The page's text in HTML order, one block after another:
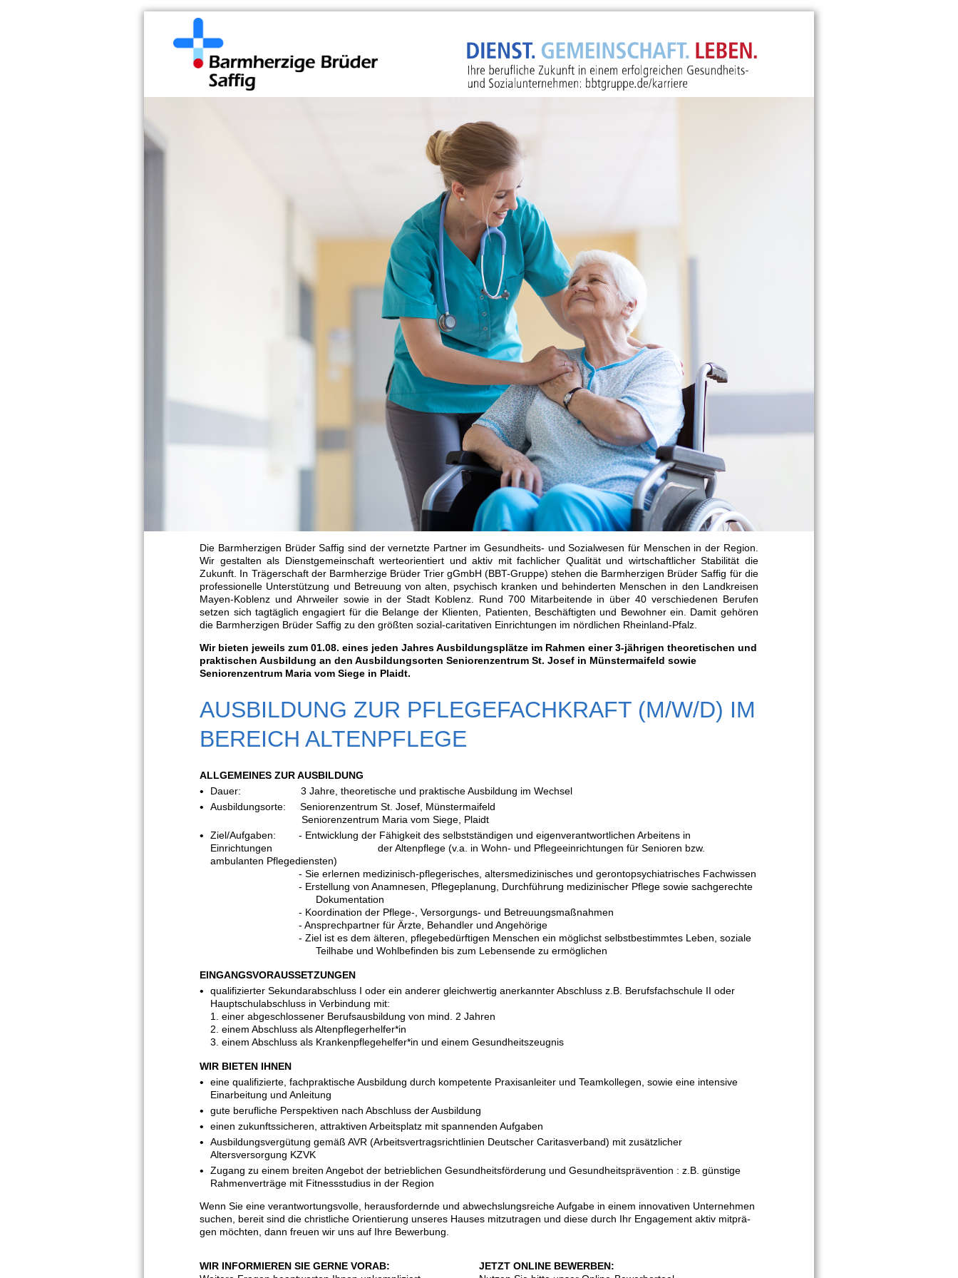
Die Barmherzigen Brüder Saffig sind der vernetzte Partner im Gesundheits- und Sozialwesen für Menschen in der Region.
Wir gestalten als Dienstgemeinschaft werteorientiert und aktiv mit fachlicher Qualität und wirtschaftlicher Stabilität die
Zukunft. In Trägerschaft der Barmherzige Brüder Trier gGmbH (BBT-Gruppe) stehen die Barmherzigen Brüder Saffig für die
professionelle Unterstützung und Betreuung von alten, psychisch kranken und behinderten Menschen in den Landkreisen
Mayen-Koblenz und Ahrweiler sowie in der Stadt Koblenz. Rund 700 Mitarbeitende in über 40 verschiedenen Berufen
setzen sich tagtäglich engagiert für die Belange der Klienten, Patienten, Beschäftigten und Bewohner ein. Damit gehören
die Barmherzigen Brüder Saffig zu den größten sozial-caritativen Einrichtungen im nördlichen Rheinland-Pfalz.
Wir bieten jeweils zum 01.08. eines jeden Jahres Ausbildungsplätze im Rahmen einer 3-jährigen theoretischen und
praktischen Ausbildung an den Ausbildungsorten Seniorenzentrum St. Josef in Münstermaifeld sowie
Seniorenzentrum Maria vom Siege in Plaidt.
AUSBILDUNG ZUR PFLEGEFACHKRAFT (M/W/D) IM
BEREICH ALTENPFLEGE
ALLGEMEINES ZUR AUSBILDUNG
Dauer: 3 Jahre, theoretische und praktische Ausbildung im Wechsel
Ausbildungsorte: Seniorenzentrum St. Josef, Münstermaifeld
Seniorenzentrum Maria vom Siege, Plaidt
Ziel/Aufgaben: - Entwicklung der Fähigkeit des selbstständigen und eigenverantwortlichen Arbeitens in
Einrichtungen der Altenpflege (v.a. in Wohn- und Pflegeeinrichtungen für Senioren bzw.
ambulanten Pflegediensten)
- Sie erlernen medizinisch-pflegerisches, altersmedizinisches und gerontopsychiatrisches Fachwissen
- Erstellung von Anamnesen, Pflegeplanung, Durchführung medizinischer Pflege sowie sachgerechte
Dokumentation
- Koordination der Pflege-, Versorgungs- und Betreuungsmaßnahmen
- Ansprechpartner für Ärzte, Behandler und Angehörige
- Ziel ist es dem älteren, pflegebedürftigen Menschen ein möglichst selbstbestimmtes Leben, soziale
Teilhabe und Wohlbefinden bis zum Lebensende zu ermöglichen
EINGANGSVORAUSSETZUNGEN
qualifizierter Sekundarabschluss I oder ein anderer gleichwertig anerkannter Abschluss z.B. Berufsfachschule II oder
Hauptschulabschluss in Verbindung mit:
1. einer abgeschlossener Berufsausbildung von mind. 2 Jahren
2. einem Abschluss als Altenpflegerhelfer*in
3. einem Abschluss als Krankenpflegehelfer*in und einem Gesundheitszeugnis
WIR BIETEN IHNEN
eine qualifizierte, fachpraktische Ausbildung durch kompetente Praxisanleiter und Teamkollegen, sowie eine intensive
Einarbeitung und Anleitung
gute berufliche Perspektiven nach Abschluss der Ausbildung
einen zukunftssicheren, attraktiven Arbeitsplatz mit spannenden Aufgaben
Ausbildungsvergütung gemäß AVR (Arbeitsvertragsrichtlinien Deutscher Caritasverband) mit zusätzlicher
Altersversorgung KZVK
Zugang zu einem breiten Angebot der betrieblichen Gesundheitsförderung und Gesundheitsprävention : z.B. günstige
Rahmenverträge mit Fitnessstudius in der Region
Wenn Sie eine verantwortungsvolle, herausfordernde und abwechslungsreiche Aufgabe in einem innovativen Unternehmen
suchen, bereit sind die christliche Orientierung unseres Hauses mitzutragen und diese durch Ihr Engagement aktiv mitprä-
gen möchten, dann freuen wir uns auf Ihre Bewerbung.
WIR INFORMIEREN SIE GERNE VORAB:
JETZT ONLINE BEWERBEN: